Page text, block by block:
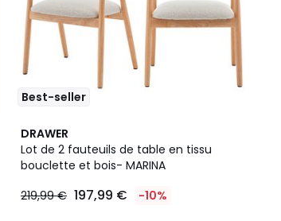
Best-seller
DRAWER
Lot de 2 fauteuils de table en tissu
bouclette et bois- MARINA
219,99 € 197,99 € -10%